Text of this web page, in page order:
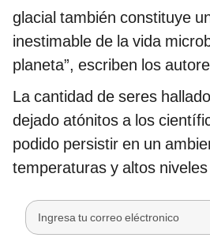
glacial también constituye
inestimable de la vida
planeta”, escriben los
La cantidad de seres
dejado atónitos a los
podido persistir en un
temperaturas y altos